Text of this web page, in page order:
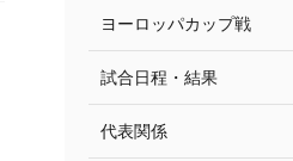
ヨーロッパカップ戦
試合日程・結果
代表関係